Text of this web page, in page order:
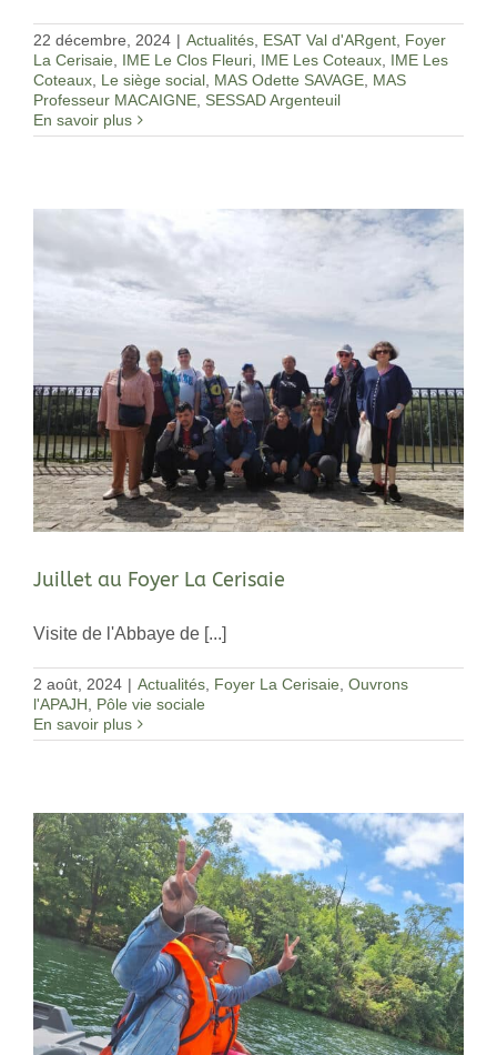
22 décembre, 2024 | Actualités ESAT Val d'ARgent Foyer
La Cerisaie
IME Le Clos Fleuri IME Les Coteaux IME Les
Coteaux Le siège social MAS Odette SAVAGE MAS
Professeur MACAIGNE SESSAD Argenteuil
En savoir plus
Juillet au Foyer La Cerisaie
Visite de l'Abbaye de [...]
2 août, 2024 | Actualités Foyer La Cerisaie Ouvrons
l'APAJH
Pôle vie sociale
En savoir plus